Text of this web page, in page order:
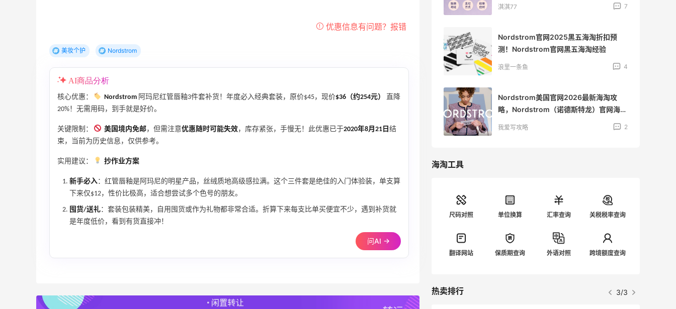
美妆个护 Nordstrom
AI商品分析
核心优惠： Nordstrom 阿玛尼红管唇釉3件套补货！年度必入经典套装，原价$45，现价$36（约254元）
直降
20%！无需用码，到手就是好价。
关键限制： 美国境内免邮，但需注意优惠随时可能失效，库存紧张，手慢无！此优惠已于2020年8月21日 结
束，当前为历史信息，仅供参考。
实用建议： 抄作业方案
新手必入：红管唇釉是阿玛尼的明星产品，丝绒质地高级感拉满。这个三件套是绝佳的入门体验装，单支算
下来仅$12，性价比极高，适合想尝试多个色号的朋友。
囤货/送礼：套装包装精美，自用囤货或作为礼物都非常合适。折算下来每支比单买便宜不少，遇到补货就
是年度低价，看到有货直接冲！
问AI →
浪里一条鱼
Nordstrom美国官网2026最新海淘攻
我爱写攻略
淇淇77 7
Nordstrom官网2025黑五海淘折扣预
测！Nordstrom官网黑五海淘经验
浪里一条鱼 4
Nordstrom美国官网2026最新海淘攻
略，Nordstrom（诺德斯特龙）官网海淘
我爱写攻略 2
海淘工具
尺码对照 单位换算 汇率查询 关税税率查询
翻译网站 保质期查询 外语对照 跨境额度查询
热卖排行 3/3